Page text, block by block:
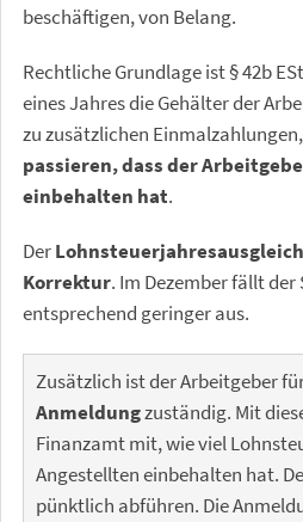
beschäftigen, von Belang.
Rechtliche Grundlage ist § 42b
eines Jahres die Gehälter der
zu zusätzlichen
passieren, dass der
einbehalten hat.
Der
Korrektur. Im Dezember fällt
entsprechend geringer aus.
Zusätzlich ist der Arbeitgeber
Anmeldungzuständig. Mit
Finanzamt mit, wie viel
Angestellten einbehalten hat.
pünktlich abführen. Die